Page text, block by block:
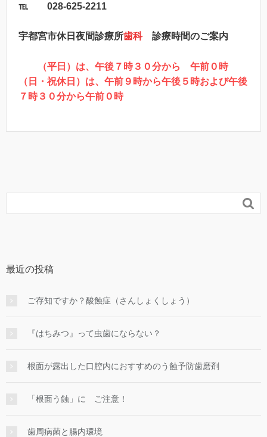
℡ 028-625-2211
宇都宮市休日夜間診療所歯科診療時間のご案内
（平日）は、午後７時３０分から 午前０時
（日・祝休日）は、午前９時から午後５時および午後
７時３０分から午前０時

最近の投稿
ご存知ですか？酸蝕症（さんしょくしょう）
『はちみつ』って虫歯にならない？
根面が露出した口腔内におすすめのう蝕予防歯磨剤
「根面う蝕」に ご注意！
歯周病菌と腸内環境